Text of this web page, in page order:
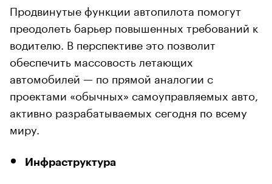
Продвинутые функции автопилота помогут
преодолеть барьер повышенных требований к
водителю. В перспективе это позволит
обеспечить массовость летающих
автомобилей — по прямой аналогии с
проектами «обычных» самоуправляемых авто,
активно разрабатываемых сегодня по всему
миру.
Инфраструктура